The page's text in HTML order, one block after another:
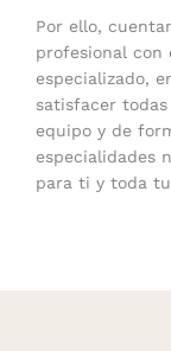
Por ello,
profesional con
especializado,
satisfacer
equipo y de
especialidades
para ti y toda